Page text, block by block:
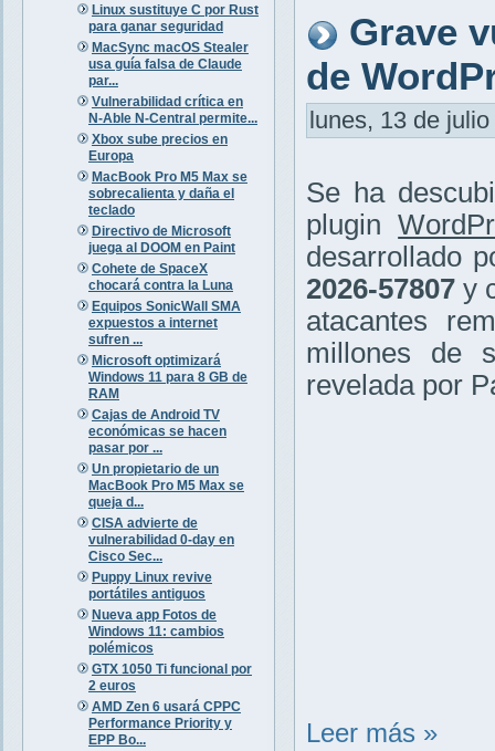
Linux sustituye C por Rust
para ganar seguridad
MacSync macOS Stealer
usa guía falsa de Claude
par...
Vulnerabilidad crítica en
N-Able N-Central permite...
Xbox sube precios en
Europa
MacBook Pro M5 Max se
sobrecalienta y daña el
teclado
Directivo de Microsoft
juega al DOOM en Paint
Cohete de SpaceX
chocará contra la Luna
Equipos SonicWall SMA
expuestos a internet
sufren ...
Microsoft optimizará
Windows 11 para 8 GB de
RAM
Cajas de Android TV
económicas se hacen
pasar por ...
Un propietario de un
MacBook Pro M5 Max se
queja d...
CISA advierte de
vulnerabilidad 0-day en
Cisco Sec...
Puppy Linux revive
portátiles antiguos
Nueva app Fotos de
Windows 11: cambios
polémicos
GTX 1050 Ti funcional por
2 euros
AMD Zen 6 usará CPPC
Performance Priority y
EPP Bo...
Grave
de
lunes, 13 de
Se ha
plugin
desarrollado
2026-57807 y
atacantes
millones de
revelada por
Leer más »